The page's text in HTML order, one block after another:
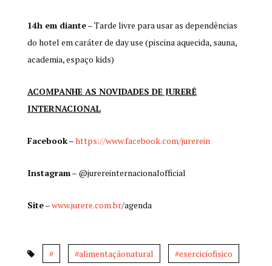
14h em diante– Tarde livre para usar as dependências
do hotel em caráter de day use (piscina aquecida, sauna,
academia, espaço kids)
ACOMPANHE AS NOVIDADES DE JURERÊ
INTERNACIONAL
Facebook–https://www.facebook.com/jurerein
Instagram– @jurereinternacionalofficial
Site–www.jurere.com.br/agenda
# #alimentaçãonatural #exerciciofisico